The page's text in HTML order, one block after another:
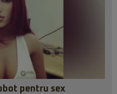
pentru sex